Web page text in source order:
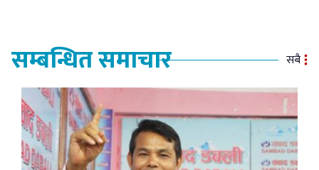
सम्बन्धित समाचार सबै